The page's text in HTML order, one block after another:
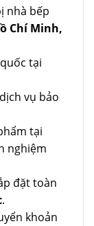
nhà bếp
Chí Minh,
tại
vụ bảo
tại
nghiệm
đặt toàn
.
khoản